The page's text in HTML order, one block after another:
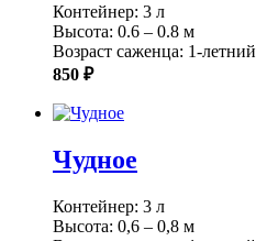
Контейнер: 3 л
Высота: 0.6 – 0.8 м
Возраст саженца: 1-летний
850 ₽
Чудное
Контейнер: 3 л
Высота: 0,6 – 0,8 м